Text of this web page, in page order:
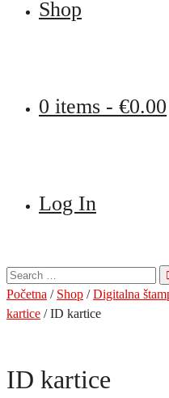
Shop
0 items - €0.00
Log In
Pretraga
za:
Početna / Shop /Digitalna
kartice / ID kartice
ID kartice